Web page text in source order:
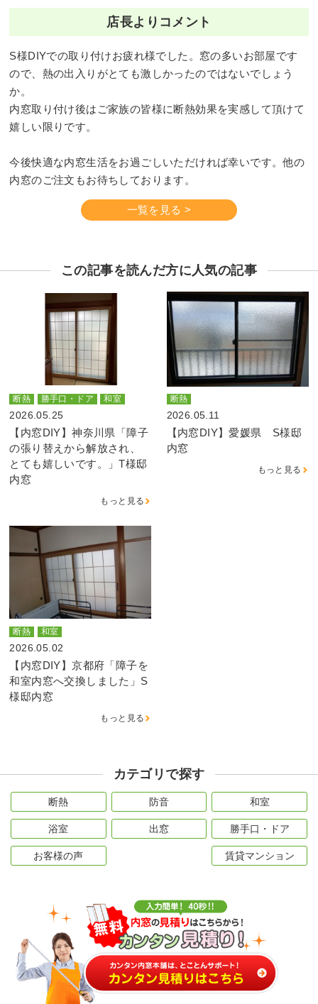
店長よりコメント
S様DIYでの取り付けお疲れ様でした。窓の多いお部屋です
ので、熱の出入りがとても激しかったのではないでしょう
か。
内窓取り付け後はご家族の皆様に断熱効果を実感して頂けて
嬉しい限りです。
今後快適な内窓生活をお過ごしいただければ幸いです。他の
内窓のご注文もお待ちしております。
一覧を見る >
この記事を読んだ方に人気の記事
断熱 勝手口・ドア 和室
2026.05.25
【内窓DIY】神奈川県「障子
の張り替えから解放され、
とても嬉しいです。」T様邸
内窓
もっと見る
断熱
2026.05.11
【内窓DIY】愛媛県 S様邸
内窓
もっと見る
断熱 和室
2026.05.02
【内窓DIY】京都府「障子を
和室内窓へ交換しました」S
様邸内窓
もっと見る
カテゴリで探す
断熱 防音 和室
浴室 出窓 勝手口・ドア
お客様の声 賃貸マンション